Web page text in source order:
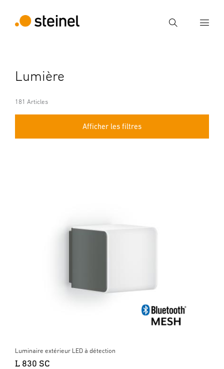
Recherche
Recherche
Lumière
181 Articles
Afficher les filtres
Luminaire extérieur LED à détection
L 830 SC